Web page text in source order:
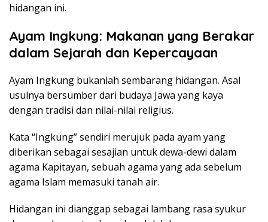
hidangan ini.
Ayam Ingkung: Makanan yang Berakar
dalam Sejarah dan Kepercayaan
Ayam Ingkung bukanlah sembarang hidangan. Asal
usulnya bersumber dari budaya Jawa yang kaya
dengan tradisi dan nilai-nilai religius.
Kata “Ingkung” sendiri merujuk pada ayam yang
diberikan sebagai sesajian untuk dewa-dewi dalam
agama Kapitayan, sebuah agama yang ada sebelum
agama Islam memasuki tanah air.
Hidangan ini dianggap sebagai lambang rasa syukur